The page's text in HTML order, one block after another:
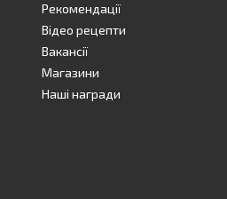
Рекомендації
Відео рецепти
Вакансії
Магазини
Наші награди